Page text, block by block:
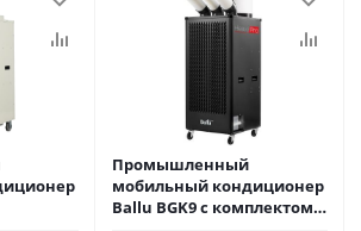
Промышленный
мобильный кондиционер
Ballu BGK9 с комплектом